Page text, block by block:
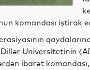
komandası iştirak
Universitetinin
ibarət